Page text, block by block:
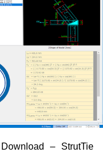
– StrutTie